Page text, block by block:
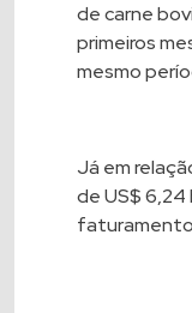
de carne
primeiros
mesmo
Já em
de US$ 6,24